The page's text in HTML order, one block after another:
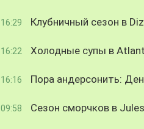
16:29 Клубничный сезон в
16:22 Холодные супы в
16:16 Пора андерсонить:
09:58 Сезон сморчков в